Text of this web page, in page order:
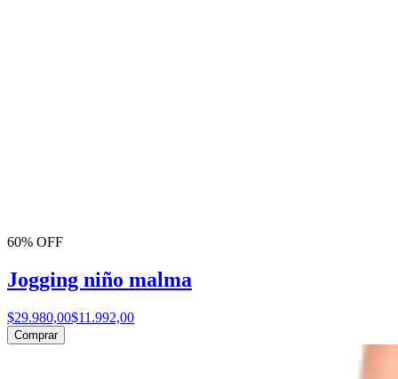
60% OFF
Jogging niño malma
$29.980,00$11.992,00
Comprar